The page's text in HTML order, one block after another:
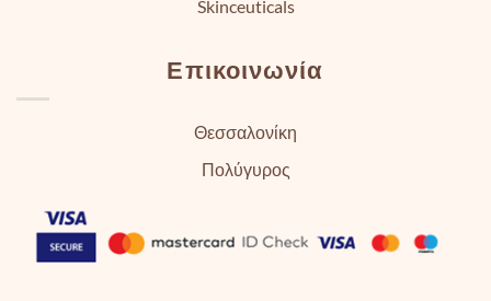
Skinceuticals
Επικοινωνία
Θεσσαλονίκη
Πολύγυρος